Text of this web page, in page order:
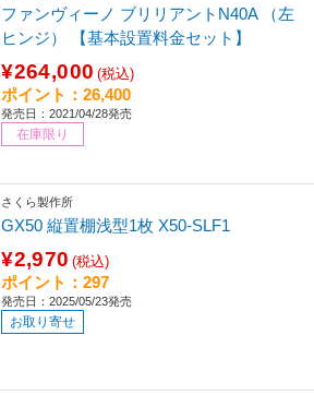
ファンヴィーノ ブリリアントN40A （左
ヒンジ） 【基本設置料金セット】
¥264,000 (税込)
ポイント：26,400
発売日：2021/04/28発売
在庫限り
さくら製作所
GX50 縦置棚浅型1枚 X50-SLF1
¥2,970 (税込)
ポイント：297
発売日：2025/05/23発売
お取り寄せ